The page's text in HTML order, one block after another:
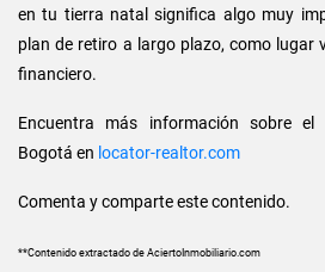
en tu tierra natal significa algo muy
plan de retiro a largo plazo, como lugar
financiero.
Encuentra más información sobre el
Bogotá en locator-realtor.com
Comenta y comparte este contenido.
**Contenido extractado de AciertoInmobiliario.com